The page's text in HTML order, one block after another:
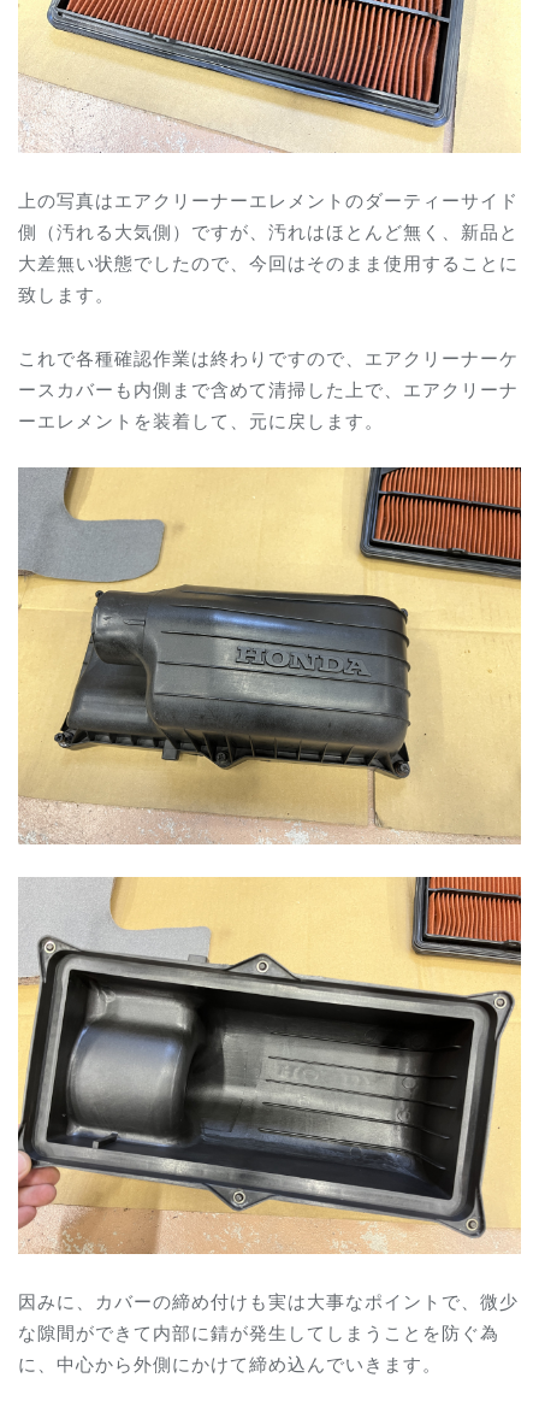
上の写真はエアクリーナーエレメントのダーティーサイド
側（汚れる大気側）ですが、汚れはほとんど無く、新品と
大差無い状態でしたので、今回はそのまま使用することに
致します。
これで各種確認作業は終わりですので、エアクリーナーケ
ースカバーも内側まで含めて清掃した上で、エアクリーナ
ーエレメントを装着して、元に戻します。
因みに、カバーの締め付けも実は大事なポイントで、微少
な隙間ができて内部に錆が発生してしまうことを防ぐ為
に、中心から外側にかけて締め込んでいきます。